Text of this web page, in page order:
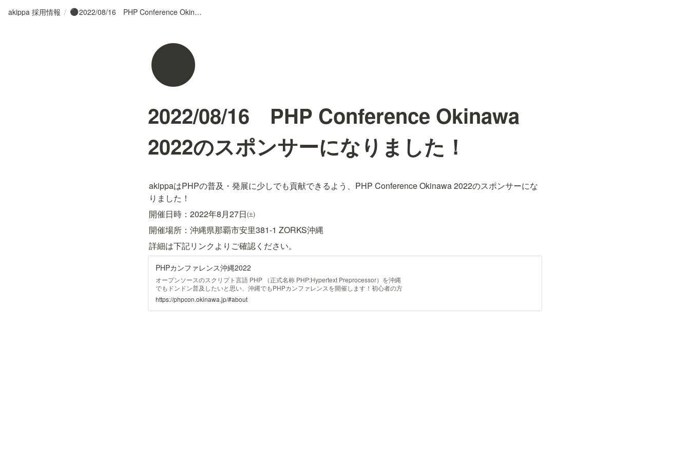
akippa 採用情報 / ⚫ 2022/08/16 PHP Conference Okinawa 2022のスポンサーになりました！
⚫
2022/08/16 PHP Conference Okinawa
2022のスポンサーになりました！
akippaはPHPの普及・発展に少しでも貢献できるよう、PHP Conference Okinawa 2022のスポンサーにな
りました！
開催日時：2022年8月27日㈯
開催場所：沖縄県那覇市安里381-1 ZORKS沖縄
詳細は下記リンクよりご確認ください。
PHPカンファレンス沖縄2022
オープンソースのスクリプト言語 PHP （正式名称 PHP:Hypertext Preprocessor）を沖縄
でもドンドン普及したいと思い、沖縄でもPHPカンファレンスを開催します！初心者の方
から、上級者の方まで楽しめるカンファレンスです。
https://phpcon.okinawa.jp/#about